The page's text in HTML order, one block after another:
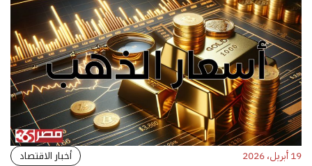
19 أبريل، 2026 أخبار الاقتصاد